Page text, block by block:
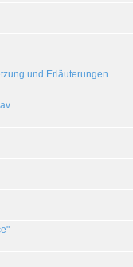
und Erläuterungen